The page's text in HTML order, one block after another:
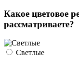
Какое цветовое
рассматриваете?
Светлые